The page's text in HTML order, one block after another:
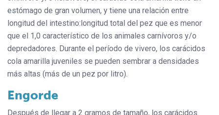
estómago de gran volumen, y tiene una relación entre
longitud del intestino:longitud total del pez que es menor
que el 1,0 característico de los animales carnívoros y/o
depredadores. Durante el período de vivero, los carácidos
cola amarilla juveniles se pueden sembrar a densidades
más altas (más de un pez por litro).
Engorde
Después de llegar a 2 gramos de tamaño, los carácidos